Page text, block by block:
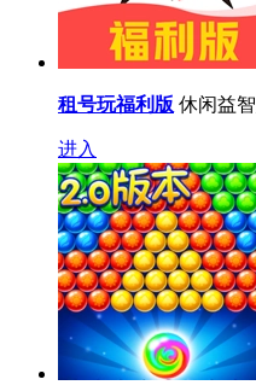
租号玩福利版 休闲益智
进入